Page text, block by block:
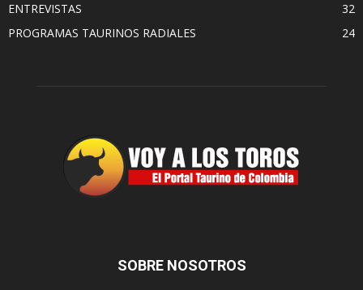
ENTREVISTAS
32
PROGRAMAS TAURINOS RADIALES
24
SOBRE NOSOTROS